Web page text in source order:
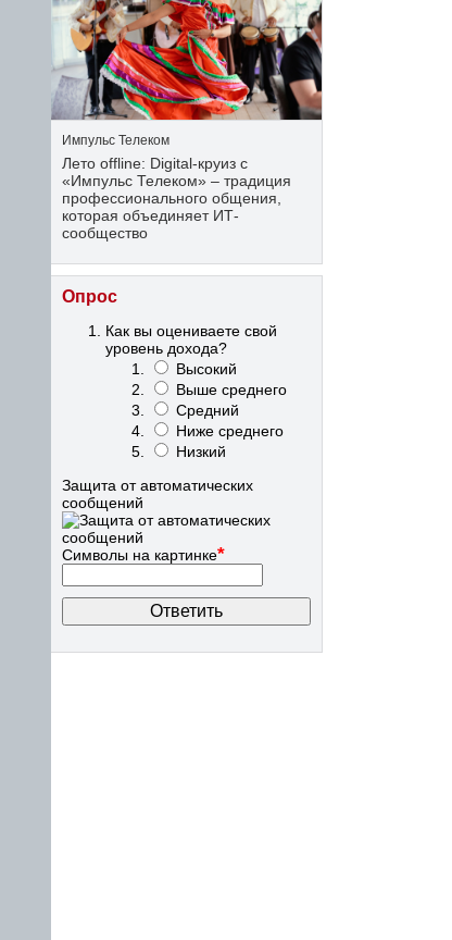
Импульс Телеком
Лето offline: Digital-круиз с
«Импульс Телеком» – традиция
профессионального общения,
которая объединяет ИТ-
сообщество
Опрос
Как вы оцениваете свой
уровень дохода?
Высокий
Выше среднего
Средний
Ниже среднего
Низкий
Защита от автоматических
сообщений
Символы на картинке*